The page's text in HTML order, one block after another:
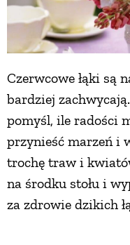
Czerwcowe łąki są
bardziej
pomyśl, ile radości
przynieść marzeń i
trochę traw i
na środku stołu i
za zdrowie dzikich